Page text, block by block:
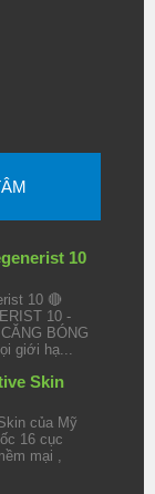
10
10 🔴
10 -
BÓNG
giới hạ...
Skin
của Mỹ
16 cục
mại ,